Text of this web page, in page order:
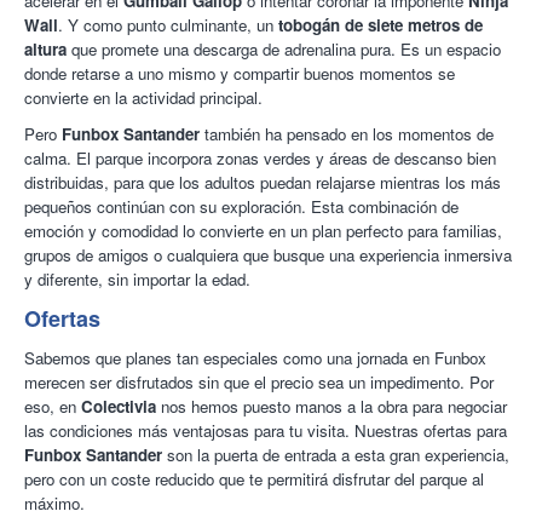
Wall. Y como punto culminante, un tobogán de siete metros de
altura que promete una descarga de adrenalina pura. Es un espacio
donde retarse a uno mismo y compartir buenos momentos se
convierte en la actividad principal.
Pero Funbox Santander también ha pensado en los momentos de
calma. El parque incorpora zonas verdes y áreas de descanso bien
distribuidas, para que los adultos puedan relajarse mientras los más
pequeños continúan con su exploración. Esta combinación de
emoción y comodidad lo convierte en un plan perfecto para familias,
grupos de amigos o cualquiera que busque una experiencia inmersiva
y diferente, sin importar la edad.
Ofertas
Sabemos que planes tan especiales como una jornada en Funbox
merecen ser disfrutados sin que el precio sea un impedimento. Por
eso, en Colectivia nos hemos puesto manos a la obra para negociar
las condiciones más ventajosas para tu visita. Nuestras ofertas para
Funbox Santander son la puerta de entrada a esta gran experiencia,
pero con un coste reducido que te permitirá disfrutar del parque al
máximo.